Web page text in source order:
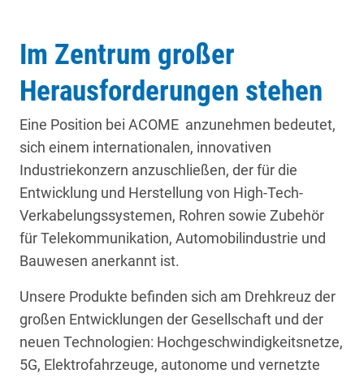
Im Zentrum großer
Herausforderungen stehen
Eine Position bei ACOME anzunehmen bedeutet,
sich einem internationalen, innovativen
Industriekonzern anzuschließen, der für die
Entwicklung und Herstellung von High-Tech-
Verkabelungssystemen, Rohren sowie Zubehör
für Telekommunikation, Automobilindustrie und
Bauwesen anerkannt ist.
Unsere Produkte befinden sich am Drehkreuz der
großen Entwicklungen der Gesellschaft und der
neuen Technologien: Hochgeschwindigkeitsnetze,
5G, Elektrofahrzeuge, autonome und vernetzte